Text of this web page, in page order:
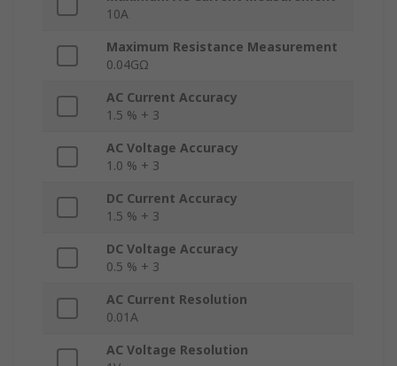
10A
Maximum Resistance Measurement
0.04GΩ
AC Current Accuracy
1.5 % + 3
AC Voltage Accuracy
1.0 % + 3
DC Current Accuracy
1.5 % + 3
DC Voltage Accuracy
0.5 % + 3
AC Current Resolution
0.01A
AC Voltage Resolution